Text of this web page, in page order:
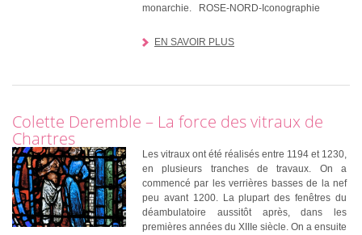
monarchie. ROSE-NORD-Iconographie
EN SAVOIR PLUS
Colette Deremble – La force des vitraux de
Chartres
Les vitraux ont été réalisés entre 1194 et 1230,
en plusieurs tranches de travaux. On a
commencé par les verrières basses de la nef
peu avant 1200. La plupart des fenêtres du
déambulatoire aussitôt après, dans les
premières années du XIIIe siècle. On a ensuite